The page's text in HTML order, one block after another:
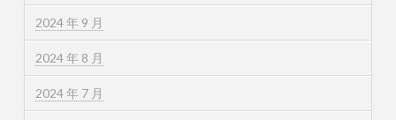
2024 年 9 月
2024 年 8 月
2024 年 7 月